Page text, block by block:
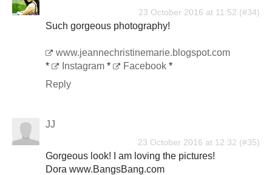
23 October 2016 at 11:52
Such gorgeous photography!
www.jeannechristinemarie.blogspot.com
*
Instagram * Facebook *
Reply
JJ
23 October 2016 at 12:32
Gorgeous look! I am loving the pictures!
Dora www.BangsBang.com